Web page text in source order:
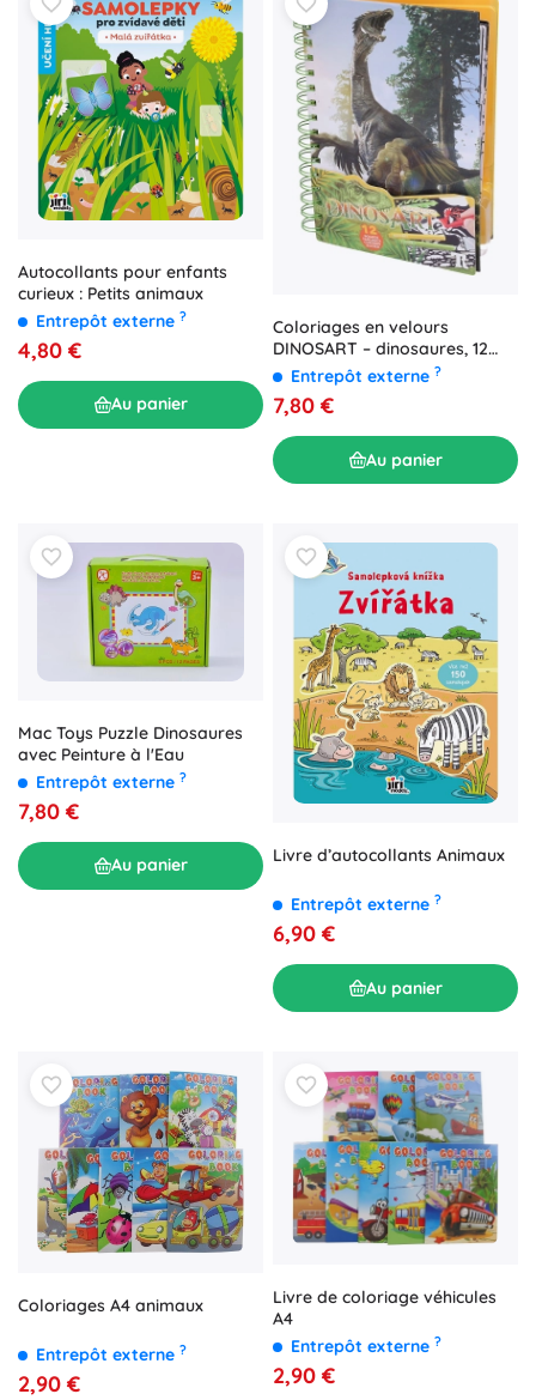
Autocollants pour enfants
curieux : Petits animaux
Entrepôt externe ?
4,80 €
Au panier
Coloriages en velours
DINOSART – dinosaures, 12
planches et mini feutres
Entrepôt externe ?
7,80 €
Au panier
Mac Toys Puzzle Dinosaures
avec Peinture à l'Eau
Entrepôt externe ?
7,80 €
Au panier Livre d’autocollants Animaux
Entrepôt externe ?
6,90 €
Au panier
Coloriages A4 animaux
Entrepôt externe ?
2,90 €
Livre de coloriage véhicules
A4
Entrepôt externe ?
2,90 €